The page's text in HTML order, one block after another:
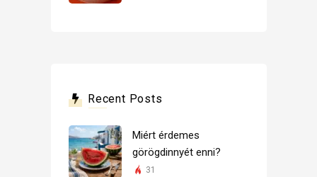
Recent Posts
Miért érdemes
görögdinnyét enni?
31